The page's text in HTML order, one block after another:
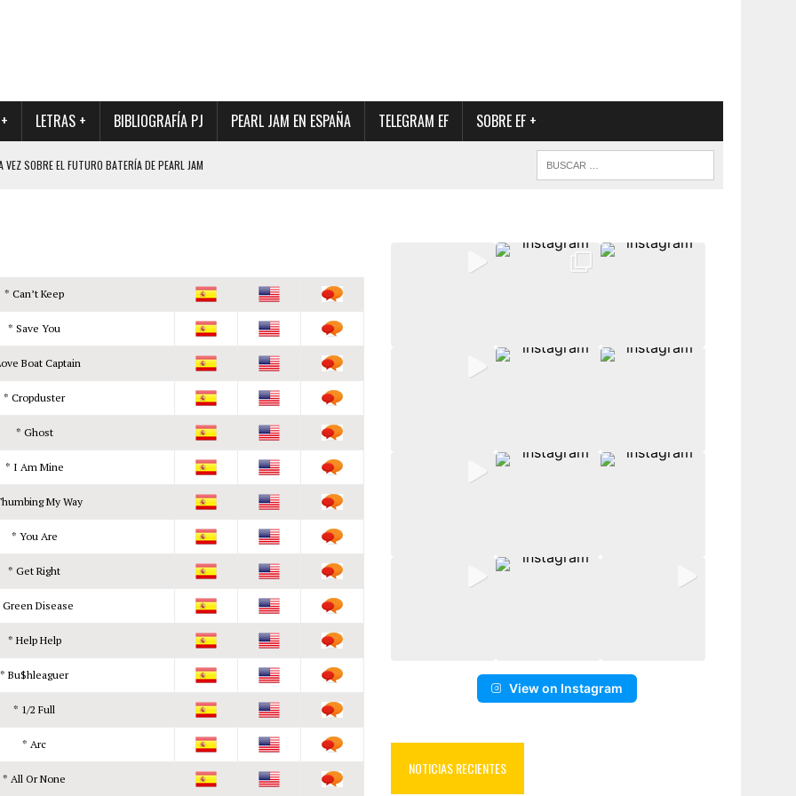
LETRAS + BIBLIOGRAFÍA PJ PEARL JAM EN ESPAÑA TELEGRAM EF SOBRE EF +
SOBRE EL FUTURO BATERÍA DE PEARL JAM
* Can’t Keep
* Save You
Boat Captain
* Cropduster
* Ghost
* I Am Mine
My Way
* You Are
* Get Right
Disease
* Help Help
* Bu$hleaguer
* 1/2 Full
* Arc
* All Or None
View on Instagram
NOTICIAS RECIENTES